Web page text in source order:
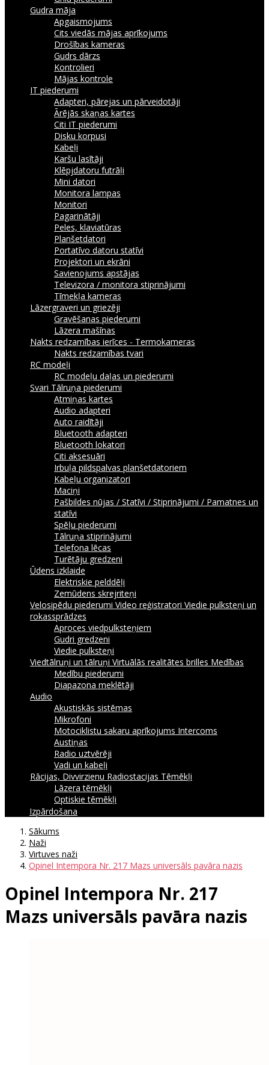
Gudra māja
Apgaismojums
Cits viedās mājas aprīkojums
Drošības kameras
Gudrs dārzs
Kontrolieri
Mājas kontrole
IT piederumi
Adapteri, pārejas un pārveidotāji
Ārējās skaņas kartes
Citi IT piederumi
Disku korpusi
Kabeļi
Karšu lasītāji
Klēpjdatoru futrāļi
Mini datori
Monitora lampas
Monitori
Pagarinātāji
Peles, klaviatūras
Planšetdatori
Portatīvo datoru statīvi
Projektori un ekrāni
Savienojums apstājas
Televizora / monitora stiprinājumi
Tīmekļa kameras
Lāzergraveri un griezēji
Gravēšanas piederumi
Lāzera mašīnas
Nakts redzamības ierīces - Termokameras
Nakts redzamības tvari
RC modeļi
RC modeļu daļas un piederumi
Svari Tālruņa piederumi
Atmiņas kartes
Audio adapteri
Auto raidītāji
Bluetooth adapteri
Bluetooth lokatori
Citi aksesuāri
Irbuļa pildspalvas planšetdatoriem
Kabeļu organizatori
Maciņi
Pašbildes nūjas / Statīvi / Stiprinājumi / Pamatnes un
statīvi
Spēļu piederumi
Tālruņa stiprinājumi
Telefona lēcas
Turētāju gredzeni
Ūdens izklaide
Elektriskie pelddēļi
Zemūdens skrejriteņi
Velosipēdu piederumi Video reģistratori Viedie pulksteņi un
rokassprādzes
Aproces viedpulksteņiem
Gudri gredzeni
Viedie pulksteņi
Viedtālruņi un tālruņi Virtuālās realitātes brilles Medības
Medību piederumi
Diapazona meklētāji
Audio
Akustiskās sistēmas
Mikrofoni
Motociklistu sakaru aprīkojums Intercoms
Austiņas
Radio uztvērēji
Vadi un kabeļi
Rācijas, Divvirzienu Radiostacijas Tēmēkļi
Lāzera tēmēkļi
Optiskie tēmēkļi
Izpārdošana
Sākums
Naži
Virtuves naži
Opinel Intempora Nr. 217 Mazs universāls pavāra nazis
Opinel Intempora Nr. 217
Mazs universāls pavāra nazis